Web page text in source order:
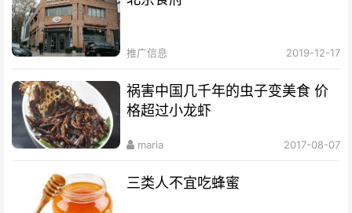
推广信息 2019-12-17
祸害中国几千年的虫子变美食 价
格超过小龙虾
maria 2017-08-07
三类人不宜吃蜂蜜